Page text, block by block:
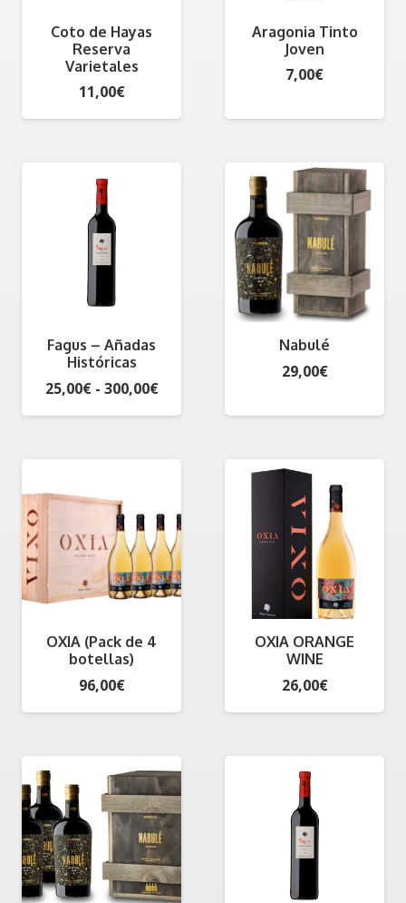
Coto de Hayas
Reserva
Varietales
11,00€
Aragonia Tinto
Joven
7,00€
Fagus – Añadas
Históricas
25,00€ - 300,00€Rango
de
hasta
300,00€
Nabulé
29,00€
OXIA (Pack de 4
botellas)
96,00€
OXIA ORANGE
WINE
26,00€